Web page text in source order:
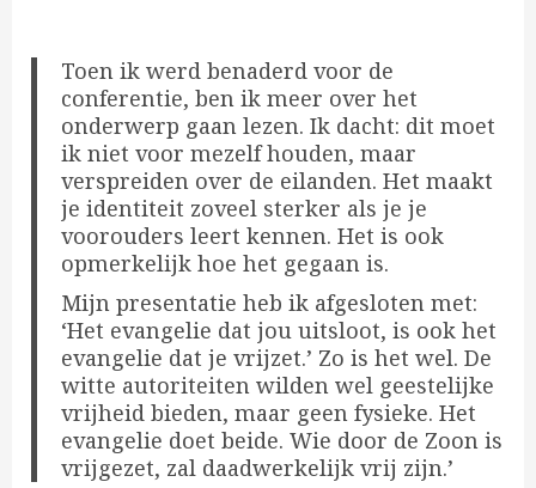
Toen ik werd benaderd voor de
conferentie, ben ik meer over het
onderwerp gaan lezen. Ik dacht: dit moet
ik niet voor mezelf houden, maar
verspreiden over de eilanden. Het maakt
je identiteit zoveel sterker als je je
voorouders leert kennen. Het is ook
opmerkelijk hoe het gegaan is.
Mijn presentatie heb ik afgesloten met:
‘Het evangelie dat jou uitsloot, is ook het
evangelie dat je vrijzet.’ Zo is het wel. De
witte autoriteiten wilden wel geestelijke
vrijheid bieden, maar geen fysieke. Het
evangelie doet beide. Wie door de Zoon is
vrijgezet, zal daadwerkelijk vrij zijn.’